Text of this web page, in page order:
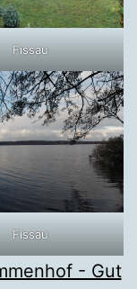
Fissau
Fissau